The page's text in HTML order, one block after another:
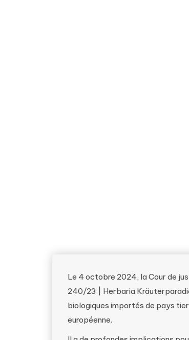
Le 4 octobre 2024, la Cour de
240/23 | Herbaria
biologiques importés de pays
européenne.